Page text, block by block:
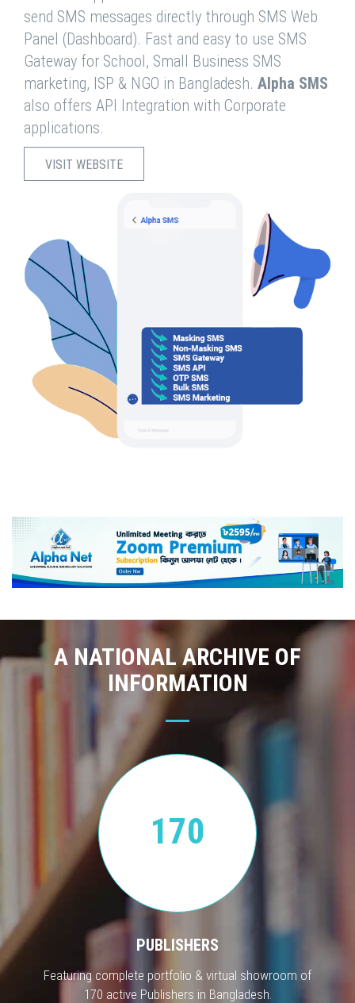
send SMS messages directly through SMS Web
Panel (Dashboard). Fast and easy to use SMS
Gateway for School, Small Business SMS
marketing, ISP & NGO in Bangladesh. Alpha SMS
also offers API Integration with Corporate
applications.
VISIT WEBSITE
A NATIONAL ARCHIVE OF
INFORMATION
170
PUBLISHERS
Featuring complete portfolio & virtual showroom of
170 active Publishers in Bangladesh.